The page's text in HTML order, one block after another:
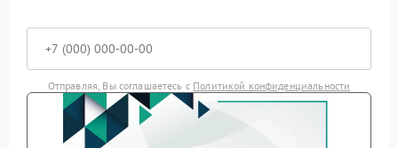
Отправляя, Вы соглашаетесь с Политикой конфиденциальности